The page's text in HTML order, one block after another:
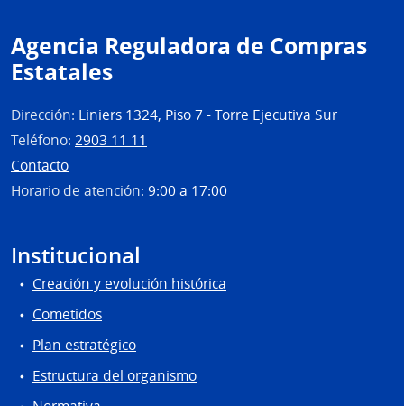
Agencia Reguladora de Compras
Estatales
Dirección: Liniers 1324, Piso 7 - Torre Ejecutiva Sur
Teléfono: 2903 11 11
Contacto
Horario de atención: 9:00 a 17:00
Institucional
Creación y evolución histórica
Cometidos
Plan estratégico
Estructura del organismo